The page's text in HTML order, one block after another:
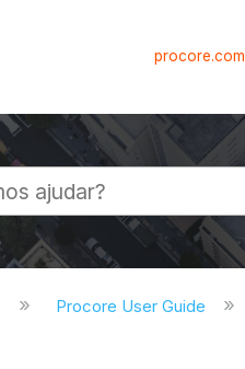
procore.com
Procore User Guide